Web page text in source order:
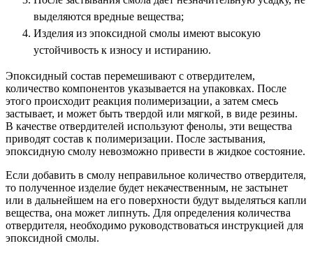
выделяются вредные вещества;
Изделия из эпоксидной смолы имеют высокую
устойчивость к износу и истиранию.
Эпоксидный состав перемешивают с отвердителем,
количество компонентов указывается на упаковках. После
этого происходит реакция полимеризации, а затем смесь
застывает, и может быть твердой или мягкой, в виде резины.
В качестве отвердителей используют фенолы, эти вещества
приводят состав к полимеризации. После застывания,
эпоксидную смолу невозможно привести в жидкое состояние.
Если добавить в смолу неправильное количество отвердителя,
то полученное изделие будет некачественным, не застынет
или в дальнейшем на его поверхности будут выделяться капли
вещества, она может липнуть. Для определения количества
отвердителя, необходимо руководствоваться инструкцией для
эпоксидной смолы.